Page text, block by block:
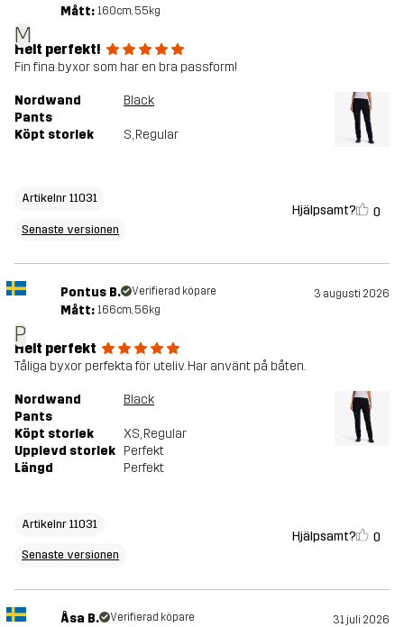
M
Mått: 160cm, 55kg
Helt perfekt!
Fin fina byxor som har en bra passform!
Nordwand
Pants
Black
Köpt storlek S, Regular
Artikelnr 11031
Senaste versionen
Hjälpsamt? 0
P
Pontus B. Verifierad köpare 3 augusti 2026
Mått: 166cm, 56kg
Helt perfekt
Tåliga byxor perfekta för uteliv. Har använt på båten.
Nordwand
Pants
Black
Köpt storlek XS, Regular
Upplevd storlek Perfekt
Längd
Perfekt
Artikelnr 11031
Senaste versionen
Hjälpsamt? 0
Åsa B. Verifierad köpare 31 juli 2026